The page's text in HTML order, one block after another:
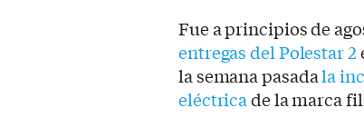
Fue a principios de
entregas del Polestar 2
la semana pasadala
eléctricade la marca